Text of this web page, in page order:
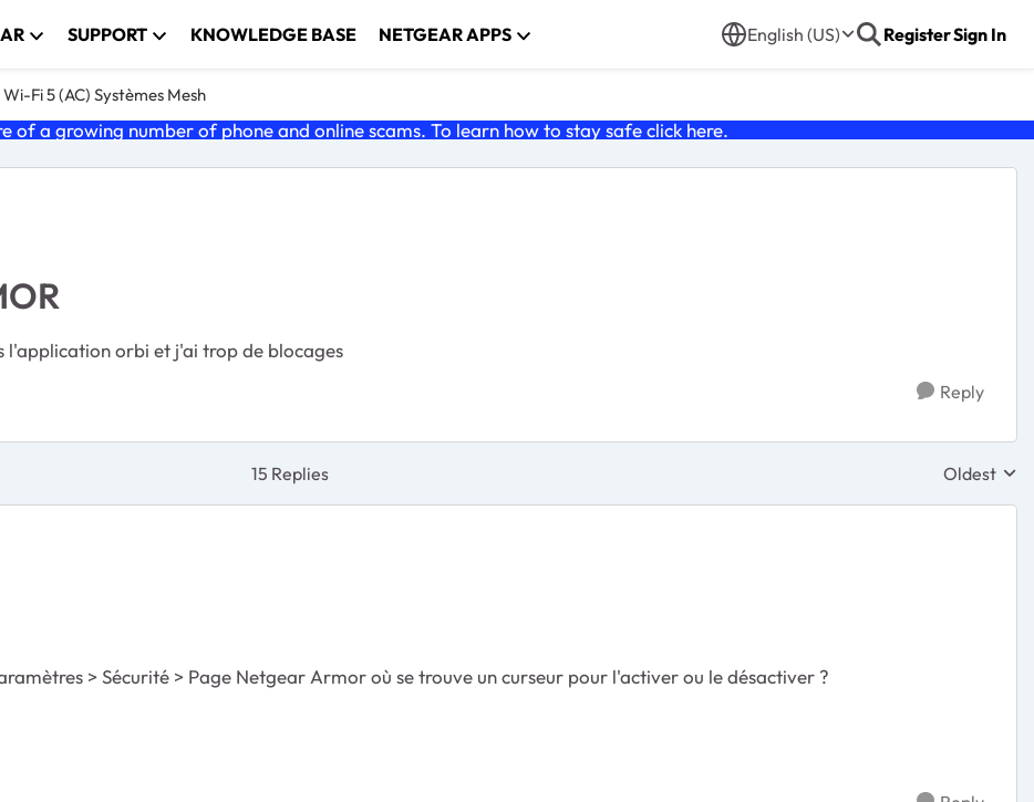
SUPPORT KNOWLEDGE BASE NETGEAR APPS English (US) RegisterSign In
Fi 5 (AC) Systèmes Mesh
of a growing number of phone and online scams. To learn how to stay safe click here.
l'application orbi et j'ai trop de blocages
Reply
15 Replies Replies
Oldest
> Sécurité > Page Netgear Armor où se trouve un curseur pour l'activer ou le désactiver ?